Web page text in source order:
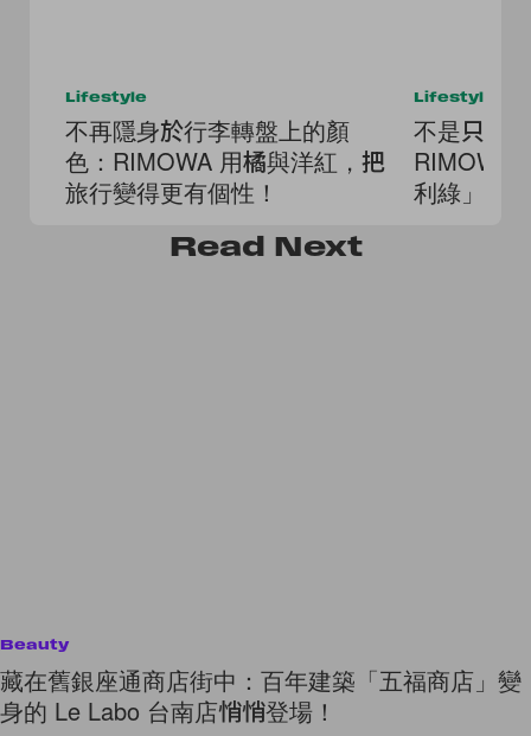
Lifestyle
不再隱身於行李轉盤上的顏
色：RIMOWA 用橘與洋紅，把
旅行變得更有個性！
Lifestyle
不是只有
RIMOWA
利綠」，
Read Next
Beauty
藏在舊銀座通商店街中：百年建築「五福商店」變
身的 Le Labo 台南店悄悄登場！